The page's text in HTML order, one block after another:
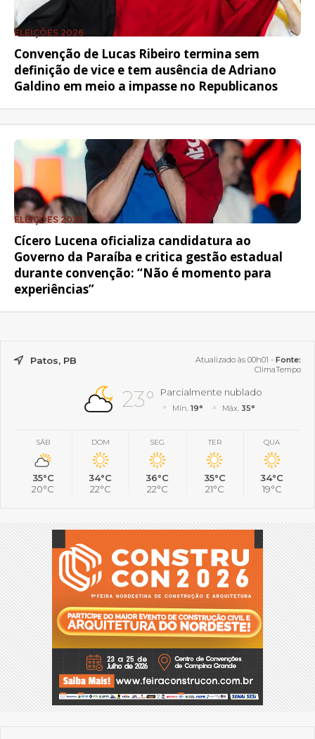
ELEIÇÕES 2026
Convenção de Lucas Ribeiro termina sem
definição de vice e tem ausência de Adriano
Galdino em meio a impasse no Republicanos
ELEIÇÕES 2026
Cícero Lucena oficializa candidatura ao
Governo da Paraíba e critica gestão estadual
durante convenção: “Não é momento para
experiências”
Patos, PB Atualizado às 00h01 - Fonte:
ClimaTempo
23° Parcialmente nublado
Mín.19° Máx. 35°
SÁB
35°C
20°C
DOM
34°C
22°C
SEG
36°C
22°C
TER
35°C
21°C
QUA
34°C
19°C